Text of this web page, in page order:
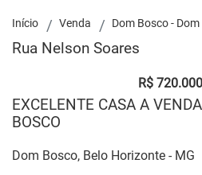
Início Venda Dom Bosco -
Rua Nelson Soares
R$
EXCELENTE CASA A
BOSCO
Dom Bosco, Belo Horizonte - MG